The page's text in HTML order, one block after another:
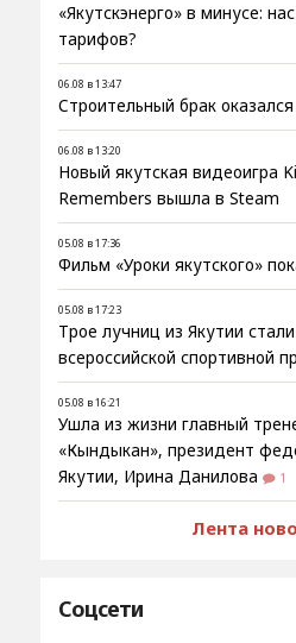
«Якутскэнерго» в минусе:
тарифов?
06.08 в 13:47
Строительный брак
06.08 в 13:20
Новый якутская видеоигра
Remembers вышла в Steam
05.08 в 17:36
Фильм «Уроки якутского»
05.08 в 17:23
Трое лучниц из Якутии
всероссийской спортивной
05.08 в 16:21
Ушла из жизни главный
«Кындыкан», президент
Якутии, Ирина Данилова
1
Лента
Соцсети